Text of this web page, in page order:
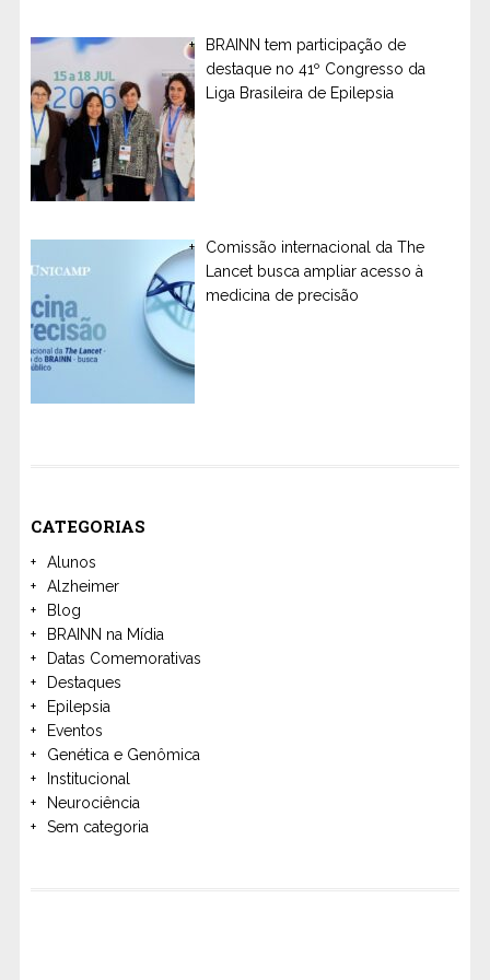
BRAINN tem participação de
destaque no 41º Congresso da
Liga Brasileira de Epilepsia
Comissão internacional da The
Lancet busca ampliar acesso à
medicina de precisão
CATEGORIAS
Alunos
Alzheimer
Blog
BRAINN na Mídia
Datas Comemorativas
Destaques
Epilepsia
Eventos
Genética e Genômica
Institucional
Neurociência
Sem categoria